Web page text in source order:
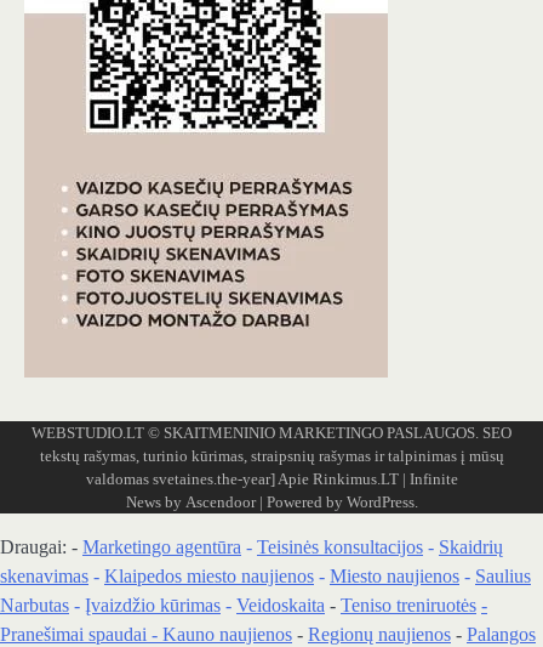
WEBSTUDIO.LT © SKAITMENINIO MARKETINGO PASLAUGOS. SEO
tekstų rašymas, turinio kūrimas, straipsnių rašymas ir talpinimas į mūsų
valdomas svetaines.the-year]Apie Rinkimus.LT| Infinite
News by Ascendoor| Powered by WordPress.
Draugai: - Marketingo agentūra - Teisinės konsultacijos - Skaidrių
skenavimas - Klaipedos miesto naujienos - Miesto naujienos - Saulius
Narbutas - Įvaizdžio kūrimas - Veidoskaita - Teniso treniruotės -
Pranešimai spaudai - Kauno naujienos - Regionų naujienos - Palangos